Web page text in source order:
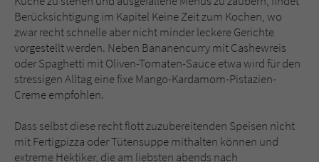
Berücksichtigung im Kapitel Keine Zeit zum Kochen, wo
zwar recht schnelle aber nicht minder leckere Gerichte
vorgestellt werden. Neben Bananencurry mit Cashewreis
oder Spaghetti mit Oliven-Tomaten-Sauce etwa wird für den
stressigen Alltag eine fixe Mango-Kardamom-Pistazien-
Creme empfohlen.
Dass selbst diese recht flott zuzubereitenden Speisen nicht
mit Fertigpizza oder Tütensuppe mithalten können und
extreme Hektiker, die am liebsten abends nach